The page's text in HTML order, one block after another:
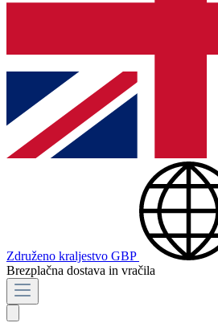
Združeno kraljestvo GBP
Brezplačna dostava in vračila